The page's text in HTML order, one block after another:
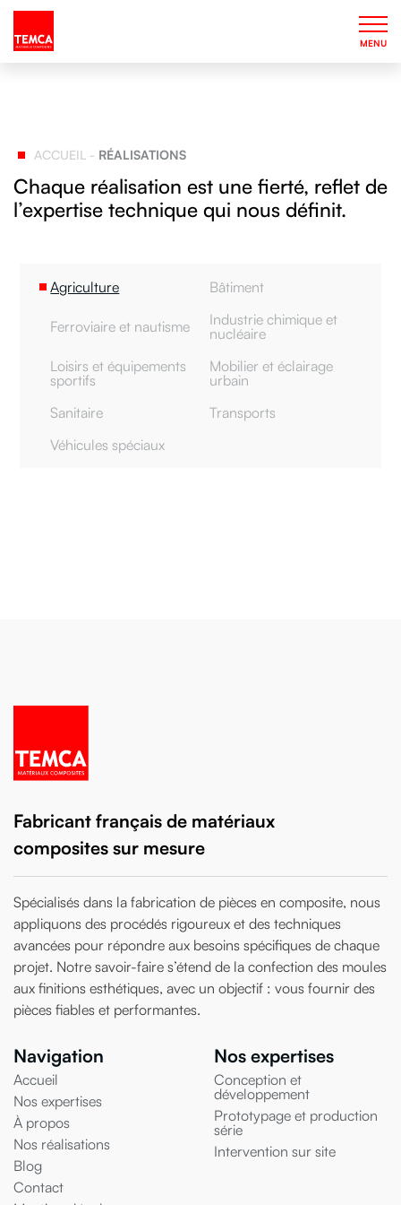
MENU
ACCUEIL - RÉALISATIONS
Chaque réalisation est une fierté, reflet de
l’expertise technique qui nous définit.
Agriculture Bâtiment
Ferroviaire et nautisme
Industrie chimique et
nucléaire
Loisirs et équipements
sportifs
Mobilier et éclairage
urbain
Sanitaire
Transports
Véhicules spéciaux
Fabricant français de matériaux
composites sur mesure
Spécialisés dans la fabrication de pièces en composite, nous
appliquons des procédés rigoureux et des techniques
avancées pour répondre aux besoins spécifiques de chaque
projet. Notre savoir-faire s’étend de la confection des moules
aux finitions esthétiques, avec un objectif : vous fournir des
pièces fiables et performantes.
Navigation
Accueil
Nos expertises
À propos
Nos réalisations
Blog
Contact
Nos expertises
Conception et
développement
Prototypage et production
série
Intervention sur site